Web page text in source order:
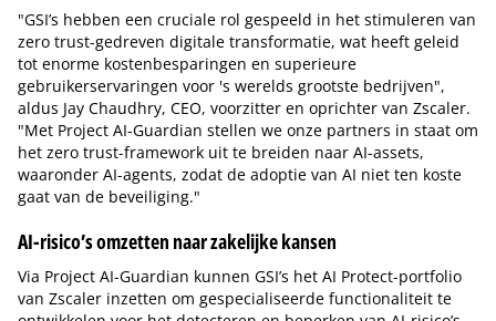
"GSI’s hebben een cruciale rol gespeeld in het stimuleren van
zero trust-gedreven digitale transformatie, wat heeft geleid
tot enorme kostenbesparingen en superieure
gebruikerservaringen voor 's werelds grootste bedrijven",
aldus Jay Chaudhry, CEO, voorzitter en oprichter van Zscaler.
"Met Project AI-Guardian stellen we onze partners in staat om
het zero trust-framework uit te breiden naar AI-assets,
waaronder AI-agents, zodat de adoptie van AI niet ten koste
gaat van de beveiliging."
AI-risico’s omzetten naar zakelijke kansen
Via Project AI-Guardian kunnen GSI’s het AI Protect-portfolio
van Zscaler inzetten om gespecialiseerde functionaliteit te